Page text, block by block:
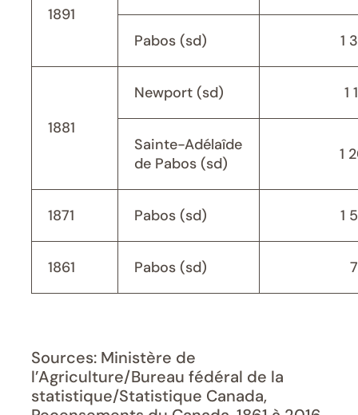
1891
Pabos (sd) 1
1881
Newport (sd) 1
Sainte-Adélaîde
de Pabos (sd)
1
1871 Pabos (sd) 1
1861 Pabos (sd)
Sources: Ministère de
l’Agriculture/Bureau fédéral de la
statistique/Statistique Canada,